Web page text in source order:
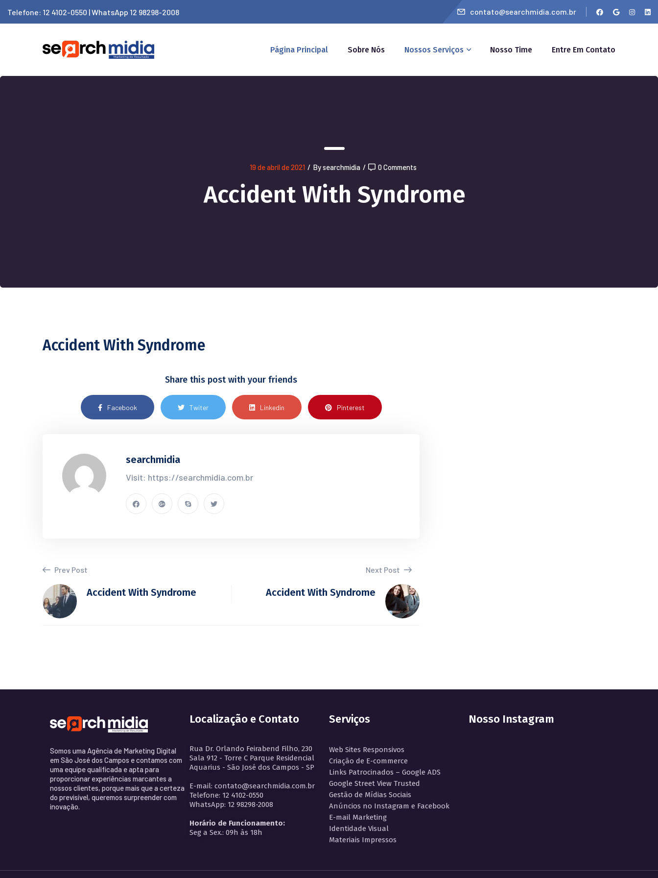
Telefone: 12 4102-0550 | WhatsApp 12 98298-2008 contato@searchmidia.com.br
Página Principal Sobre Nós Nossos Serviços Nosso Time Entre Em Contato
19 de abril de 2021 / By searchmidia / 0 Comments
Accident With Syndrome
Accident With Syndrome
Share this post with your friends
Facebook Twiter Linkedin Pinterest
searchmidia
Visit: https://searchmidia.com.br
Prev Post
Accident With Syndrome
Next Post
Accident With Syndrome
Somos uma Agência de Marketing Digital
em São José dos Campos e contamos com
uma equipe qualificada e apta para
proporcionar experiências marcantes a
nossos clientes, porque mais que a certeza
do previsível, queremos surpreender com
inovação.
Localização e Contato
Rua Dr. Orlando Feirabend Filho, 230
Sala 912 - Torre C Parque Residencial
Aquarius - São José dos Campos - SP
E-mail: contato@searchmidia.com.br
Telefone: 12 4102-0550
WhatsApp: 12 98298-2008
Horário de Funcionamento:
Seg a Sex.: 09h às 18h
Serviços
Web Sites Responsivos
Criação de E-commerce
Links Patrocinados – Google ADS
Google Street View Trusted
Gestão de Mídias Sociais
Anúncios no Instagram e Facebook
E-mail Marketing
Identidade Visual
Materiais Impressos
Nosso Instagram